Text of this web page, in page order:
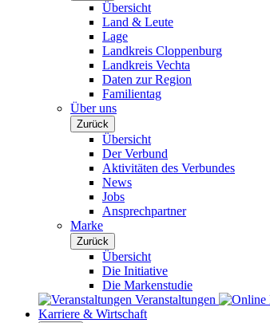
Übersicht
Land & Leute
Lage
Landkreis Cloppenburg
Landkreis Vechta
Daten zur Region
Familientag
Über uns
Zurück
Übersicht
Der Verbund
Aktivitäten des Verbundes
News
Jobs
Ansprechpartner
Marke
Zurück
Übersicht
Die Initiative
Die Markenstudie
Veranstaltungen
Karriere & Wirtschaft